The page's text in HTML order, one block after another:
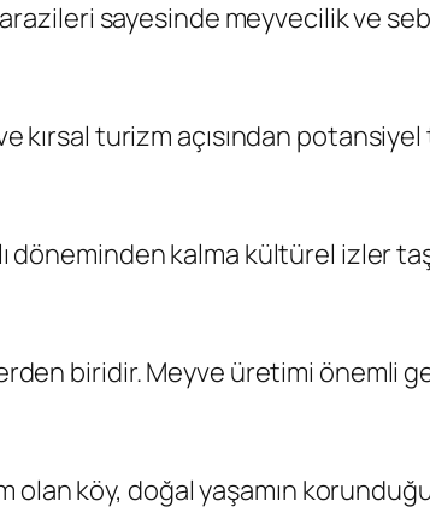
sayesinde meyvecilik ve
kırsal turizm açısından
kalma kültürel izler
biridir. Meyve üretimi önemli
köy, doğal yaşamın